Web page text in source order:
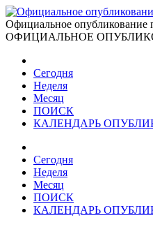
Официальное опубликование
ОФИЦИАЛЬНОЕ
Сегодня
Неделя
Месяц
ПОИСК
КАЛЕНДАРЬ
Сегодня
Неделя
Месяц
ПОИСК
КАЛЕНДАРЬ